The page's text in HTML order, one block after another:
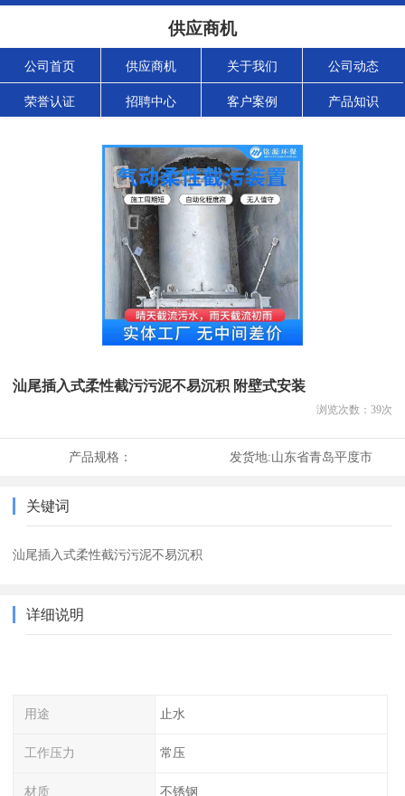
供应商机
公司首页 供应商机 关于我们 公司动态
荣誉认证 招聘中心 客户案例 产品知识
汕尾插入式柔性截污污泥不易沉积 附壁式安装
浏览次数： 39次
产品规格： 发货地:山东省青岛平度市
关键词
汕尾插入式柔性截污污泥不易沉积
详细说明
用途 止水
工作压力 常压
材质 不锈钢